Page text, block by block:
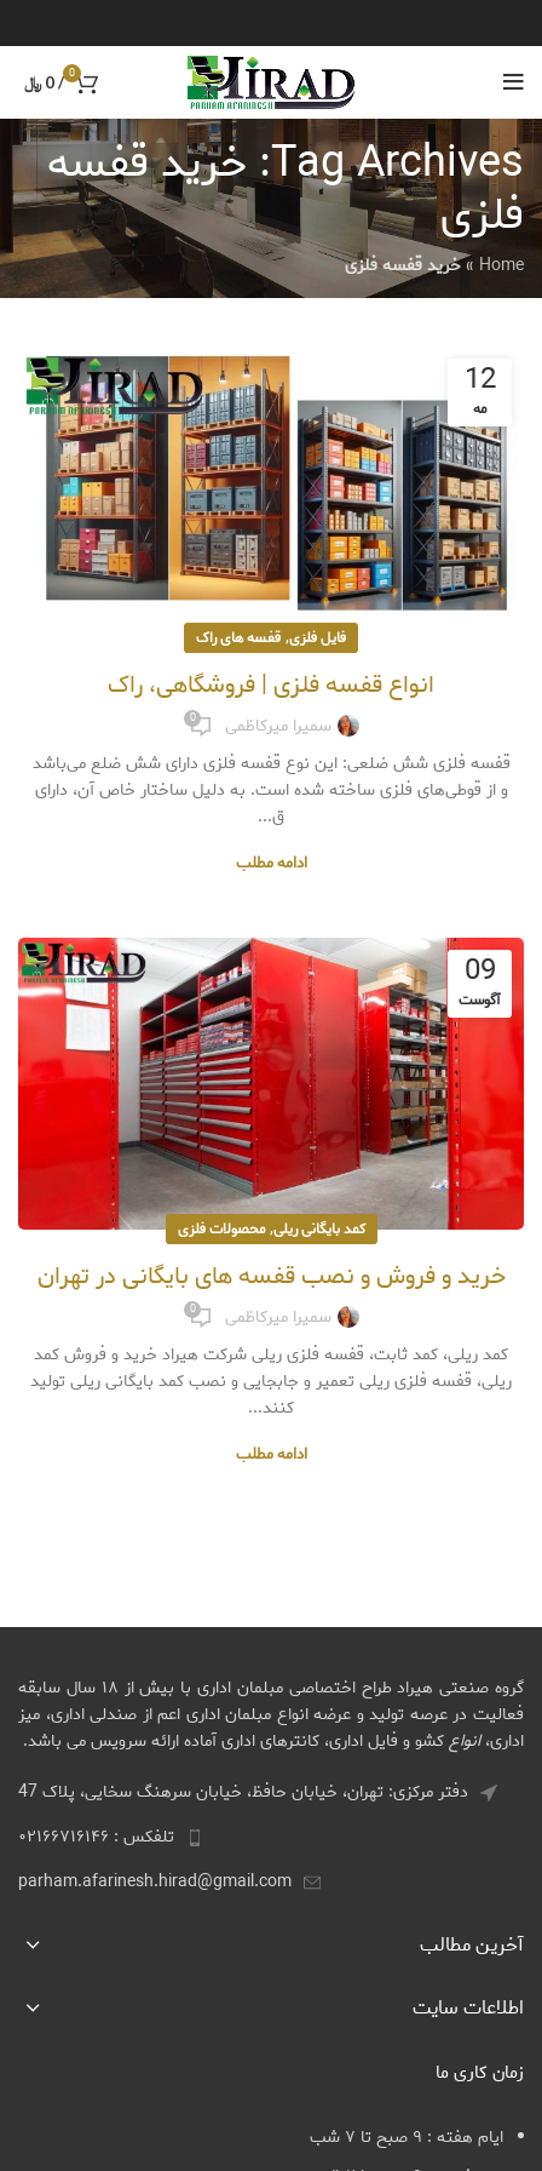
0
/
0 ﷼
Tag Archives: خرید قفسه
فلزی
Home
»خرید قفسه فلزی
12
مه
فایل فلزی, قفسه های راک
انواع قفسه فلزی | فروشگاهی، راک
سمیرا میرکاظمی 0
قفسه فلزی شش ضلعی: این نوع قفسه فلزی دارای شش ضلع می‌باشد
و از قوطی‌های فلزی ساخته شده است. به دلیل ساختار خاص آن، دارای
ق...
ادامه مطلب
09
آگوست
کمد بایگانی ریلی,محصولات فلزی
خرید و فروش و نصب قفسه های بایگانی در تهران
سمیرا میرکاظمی 0
کمد ریلی، کمد ثابت، قفسه فلزی ریلی شرکت هیراد خرید و فروش کمد
ریلی، قفسه فلزی ریلی تعمیر و جابجایی و نصب کمد بایگانی ریلی تولید
کنند...
ادامه مطلب
گروه صنعتی هیراد طراح اختصاصی مبلمان اداری با بیش از ۱۸ سال سابقه
فعالیت در عرصه تولید و عرضه انواع مبلمان اداری اعم از صندلی اداری، میز
اداری،انواعکشو و فایل اداری، کانترهای اداری آماده ارائه سرویس می باشد.
دفتر مرکزی: تهران، خیابان حافظ، خیابان سرهنگ سخایی، پلاک 47
تلفکس : ۰۲۱۶۶۷۱۶۱۴۶
parham.afarinesh.hirad@gmail.com
آخرین مطالب
اطلاعات سایت
زمان کاری ما
ایام هفته : ۹ صبح تا ۷ شب